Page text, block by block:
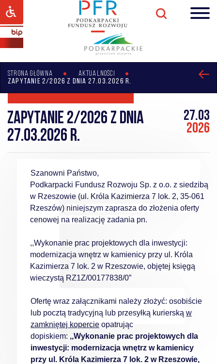
STRONA GŁÓWNA
AKTUALNOŚCI
ZAPYTANIE 2/2026 Z DNIA 27.03.2026 R.
Zapytanie 2/2026 z dnia
27.03.2026 r.
27.03
2026
Szanowni Państwo,
Podkarpacki Fundusz Rozwoju Sp. z o.o. z siedzibą
w Rzeszowie (ul. Króla Kazimierza 7 lok. 2, 35-061
Rzeszów) niniejszym zaprasza do złożenia oferty
cenowej na realizację zadania pn.
,,Wykonanie prac projektowych dla inwestycji:
modernizacja wnętrz w kamienicy przy ul. Króla
Kazimierza 7 lok. 2 w Rzeszowie, objętej księgą
wieczystą RZ1Z/00177838/0”
Ofertę wraz załącznikami należy złożyć: osobiście
lub pocztą tradycyjną lub przesyłką kurierską w
zamkniętej kopercie opatrując
dopiskiem: ,,Wykonanie prac projektowych dla
inwestycji: modernizacja wnętrz w kamienicy
przy ul. Króla Kazimierza 7 lok. 2 w Rzeszowie,